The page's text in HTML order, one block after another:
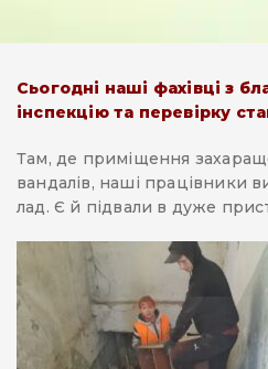
Сьогодні наші фахівці з
інспекцію та перевірку
Там, де приміщення
вандалів, наші працівники
лад. Є й підвали в дуже